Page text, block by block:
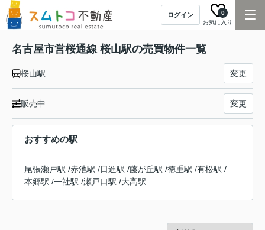
ログイン
お気に入り
0
名古屋市営桜通線 桜山駅の売買物件一覧
桜山駅 変更
販売中 変更
おすすめの駅
尾張瀬戸駅 /赤池駅 /日進駅 /藤が丘駅 /徳重駅 /有松駅 /
本郷駅 /一社駅 /瀬戸口駅 /大高駅